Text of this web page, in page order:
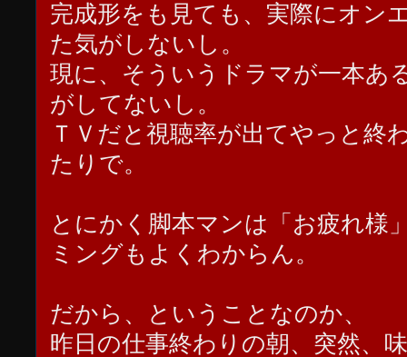
完成形をも見ても、実際にオン
た気がしないし。
現に、そういうドラマが一本あ
がしてないし。
ＴＶだと視聴率が出てやっと終
たりで。
とにかく脚本マンは「お疲れ様
ミングもよくわからん。
だから、ということなのか、
昨日の仕事終わりの朝、突然、